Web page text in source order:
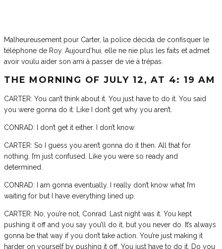
Malheureusement pour Carter, la police décida de confisquer le
téléphone de Roy. Aujourd’hui, elle ne nie plus les faits et admet
avoir voulu aider son ami à passer de vie à trépas.
THE MORNING OF JULY 12, AT 4: 19 AM
CARTER: You can’t think about it. You just have to do it. You said
you were gonna do it. Like I don’t get why you aren’t.
CONRAD: I don’t get it either. I don’t know.
CARTER: So I guess you aren’t gonna do it then. All that for
nothing. I’m just confused. Like you were so ready and
determined.
CONRAD: I am gonna eventually. I really don’t know what I’m
waiting for but I have everything lined up.
CARTER: No, you’re not, Conrad. Last night was it. You kept
pushing it off and you say you’ll do it, but you never do. It’s always
gonna be that way if you don’t take action. You’re just making it
harder on yourself by pushing it off. You just have to do it. Do you